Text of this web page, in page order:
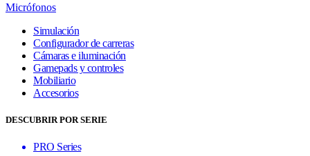
Micrófonos
Simulación
Configurador de carreras
Cámaras e iluminación
Gamepads y controles
Mobiliario
Accesorios
DESCUBRIR POR SERIE
PRO Series